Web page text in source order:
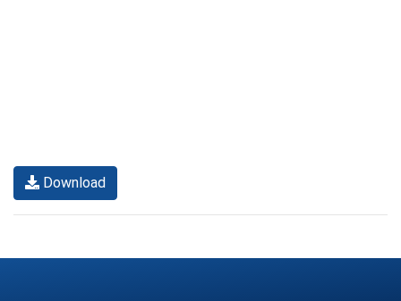
Download